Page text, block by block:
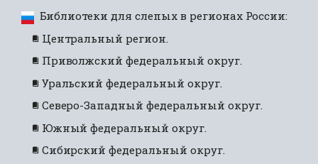
Библиотеки для слепых в регионах России:
Центральный регион.
Приволжский федеральный округ.
Уральский федеральный округ.
Северо-Западный федеральный округ.
Южный федеральный округ.
Сибирский федеральный округ.